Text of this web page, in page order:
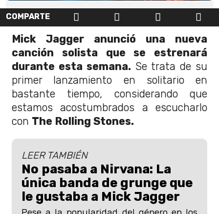
COMPARTE
Mick Jagger anunció una nueva
canción solista que se estrenará
durante esta semana. Se trata de su
primer lanzamiento en solitario en
bastante tiempo, considerando que
estamos acostumbrados a escucharlo
con The Rolling Stones.
LEER TAMBIÉN
No pasaba a Nirvana: La
única banda de grunge que
le gustaba a Mick Jagger